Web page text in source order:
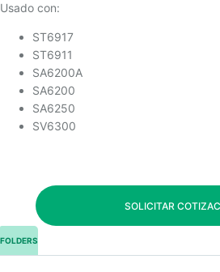
Usado con:
ST6917
ST6911
SA6200A
SA6200
SA6250
SV6300
SOLICITAR
FOLDERS